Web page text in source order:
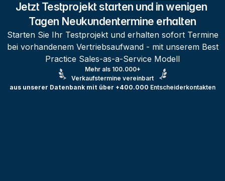
Jetzt Testprojekt starten und in wenigen
Tagen Neukundentermine erhalten
Starten Sie Ihr Testprojekt und erhalten sofort Termine
bei vorhandenem Vertriebsaufwand - mit unserem Best
Practice Sales-as-a-Service Modell
Mehr als 100.000+
Verkaufstermine vereinbart
aus unserer Datenbank mit über +400.000 Entscheiderkontakten